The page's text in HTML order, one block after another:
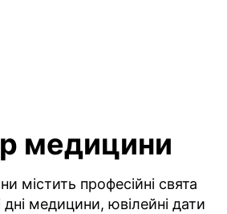
медицини
містить професійні свята
дні медицини, ювілейні дати